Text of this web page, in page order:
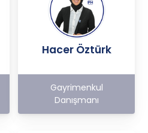
Hacer Öztürk
Gayrimenkul
Danışmanı